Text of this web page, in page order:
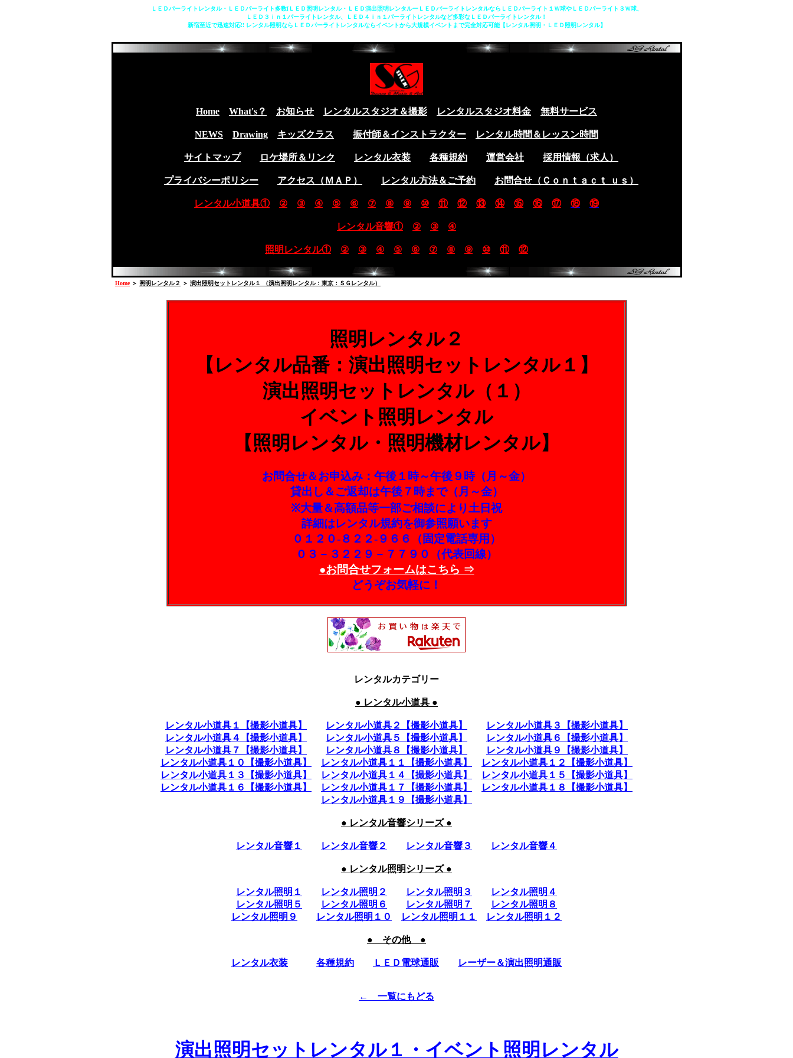
ＬＥＤパーライトレンタル・ＬＥＤパーライト多数[ＬＥＤ照明レンタル・ＬＥＤ演出照明レンタルーＬＥＤパーライトレンタルならＬＥＤパーライト１Ｗ球やＬＥＤパーライト３Ｗ球、
ＬＥＤ３ｉｎ１パーライトレンタル、ＬＥＤ４ｉｎ１パーライトレンタルなど多彩なＬＥＤパーライトレンタル！
新宿至近で迅速対応!! レンタル照明ならＬＥＤパーライトレンタルならイベントから大規模イベントまで完全対応可能【レンタル照明・ＬＥＤ照明レンタル】
Home What's？ お知らせ レンタルスタジオ＆撮影 レンタルスタジオ料金 無料サービス
NEWS Drawing キッズクラス 振付師＆インストラクター レンタル時間＆レッスン時間
サイトマップ ロケ場所＆リンク レンタル衣装 各種規約 運営会社 採用情報（求人）
プライバシーポリシー アクセス（ＭＡＰ） レンタル方法＆ご予約 お問合せ（Ｃｏｎｔａｃｔ ｕｓ）
レンタル小道具① ② ③ ④ ⑤ ⑥ ⑦ ⑧ ⑨ ⑩ ⑪ ⑫ ⑬ ⑭ ⑮ ⑯ ⑰ ⑱ ⑲
レンタル音響① ② ③ ④
照明レンタル① ② ③ ④ ⑤ ⑥ ⑦ ⑧ ⑨ ⑩ ⑪ ⑫
Home＞ 照明レンタル２ ＞ 演出照明セットレンタル１ （演出照明レンタル：東京：ＳＧレンタル）
照明レンタル２
【レンタル品番：演出照明セットレンタル１】
演出照明セットレンタル（１）
イベント照明レンタル
【照明レンタル・照明機材レンタル】
お問合せ＆お申込み：午後１時～午後９時（月～金）
貸出し＆ご返却は午後７時まで（月～金）
※大量＆高額品等一部ご相談により土日祝
詳細はレンタル規約を御参照願います
０１２０-８２２-９６６（固定電話専用）
０３－３２２９－７７９０（代表回線）
●お問合せフォームはこちら ⇒
どうぞお気軽に！
レンタルカテゴリー
● レンタル小道具 ●
レンタル小道具１【撮影小道具】 レンタル小道具２【撮影小道具】
レンタル小道具３【撮影小道具】
レンタル小道具４【撮影小道具】
レンタル小道具５【撮影小道具】
レンタル小道具６【撮影小道具】
レンタル小道具７【撮影小道具】
レンタル小道具８【撮影小道具】
レンタル小道具９【撮影小道具】
レンタル小道具１０【撮影小道具】
レンタル小道具１１【撮影小道具】
レンタル小道具１２【撮影小道具】
レンタル小道具１３【撮影小道具】
レンタル小道具１４【撮影小道具】
レンタル小道具１５【撮影小道具】
レンタル小道具１６【撮影小道具】
レンタル小道具１７【撮影小道具】
レンタル小道具１８【撮影小道具】
レンタル小道具１９【撮影小道具】
● レンタル音響シリーズ ●
レンタル音響１ レンタル音響２ レンタル音響３ レンタル音響４
● レンタル照明シリーズ ●
レンタル照明１ レンタル照明２ レンタル照明３
レンタル照明４
レンタル照明５
レンタル照明６ レンタル照明７
レンタル照明８
レンタル照明９
レンタル照明１０ レンタル照明１１ レンタル照明１２
● その他 ●
レンタル衣装 各種規約 ＬＥＤ電球通販 レーザー＆演出照明通販
← 一覧にもどる
演出照明セットレンタル１・イベント照明レンタル